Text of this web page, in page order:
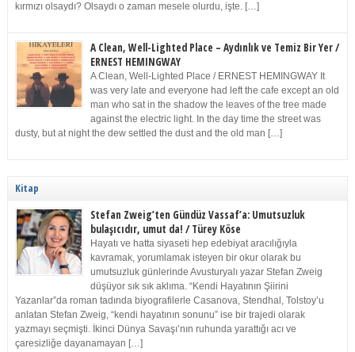
kırmızı olsaydı? Olsaydı o zaman mesele olurdu, işte. […]
A Clean, Well-Lighted Place – Aydınlık ve Temiz Bir Yer /
ERNEST HEMINGWAY
A Clean, Well-Lighted Place / ERNEST HEMINGWAY It
was very late and everyone had left the cafe except an old
man who sat in the shadow the leaves of the tree made
against the electric light. In the day time the street was
dusty, but at night the dew settled the dust and the old man […]
Kitap
Stefan Zweig’ten Gündüz Vassaf’a: Umutsuzluk
bulaşıcıdır, umut da! / Türey Köse
Hayatı ve hatta siyaseti hep edebiyat aracılığıyla
kavramak, yorumlamak isteyen bir okur olarak bu
umutsuzluk günlerinde Avusturyalı yazar Stefan Zweig
düşüyor sık sık aklıma. “Kendi Hayatının Şiirini
Yazanlar”da roman tadında biyografilerle Casanova, Stendhal, Tolstoy’u
anlatan Stefan Zweig, “kendi hayatının sonunu” ise bir trajedi olarak
yazmayı seçmişti. İkinci Dünya Savaşı’nın ruhunda yarattığı acı ve
çaresizliğe dayanamayan […]